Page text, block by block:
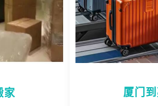
家 厦门